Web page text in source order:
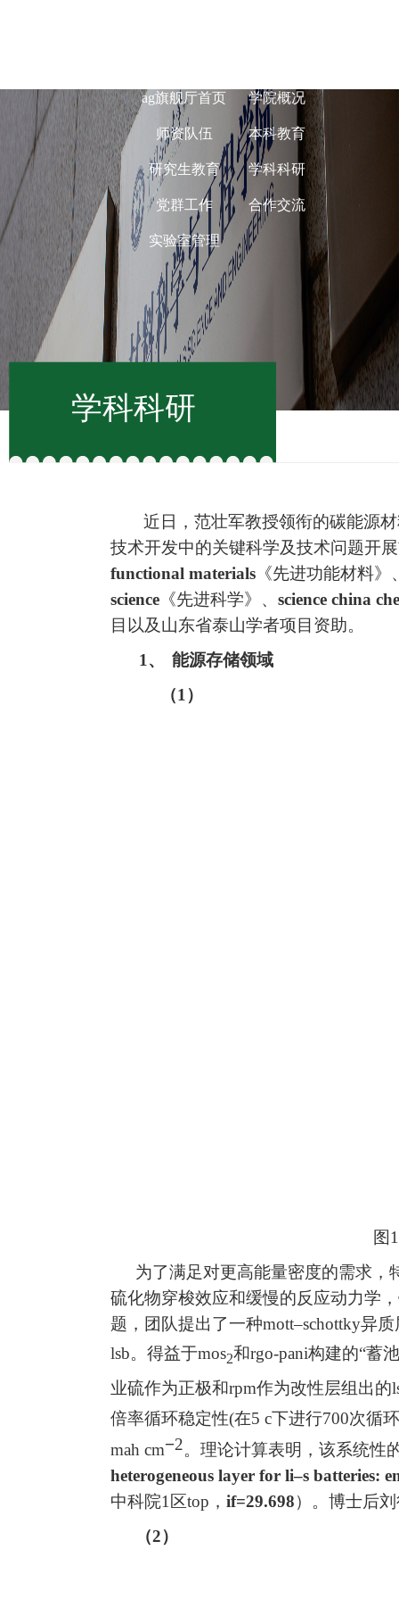
ag旗舰厅首页 学院概况
师资队伍 本科教育
研究生教育 学科科研
党群工作 合作交流
实验室管理
学科科研
近日，范壮军教授领衔的碳能源
技术开发中的关键科学及技术问题开
functional materials 《先进功能材料》
science 《先进科学》、 science china
目以及山东省泰山学者项目资助。
1、
能源存储领域
（1 ）
图
为了满足对更高能量密度的需求
硫化物穿梭效应和缓慢的反应动力学
题，团队提出了一种mott–schottky异质
lsb。得益于mos2和rgo-pani构建的“蓄池
业硫作为正极和rpm作为改性层组出的
倍率循环稳定性(在5 c下进行700次循
mah cm−2。理论计算表明，该系统性
heterogeneous layer for li–s
中科院1 区top ， if=29.698）。 博士后
（2）